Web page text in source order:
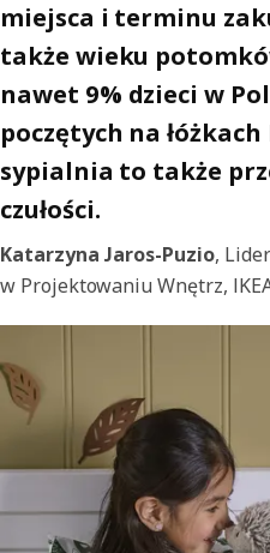
miejsca i terminu
także wieku
nawet 9% dzieci w
poczętych na łóżkach
sypialnia to także
czułości.
Katarzyna Jaros-Puzio,
w Projektowaniu Wnętrz,